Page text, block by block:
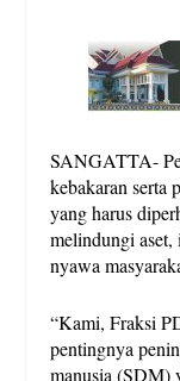
SANGATTA-
kebakaran serta
yang harus
melindungi
nyawa
“Kami, Fraksi
pentingnya
manusia (SDM)